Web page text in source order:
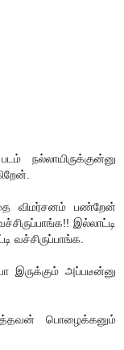
நல்லாயிருக்குன்னு
விமர்சனம் பண்றேன்
இல்லாட்டி
இருக்கும் அப்படீன்னு
பொழைக்கனும்